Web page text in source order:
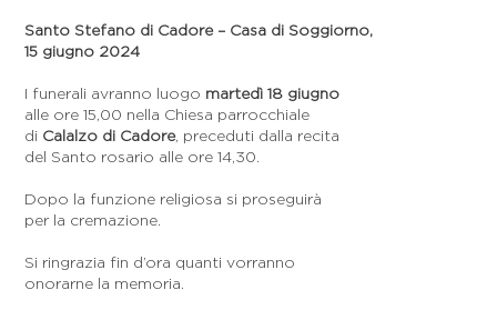
Santo Stefano di Cadore – Casa di Soggiorno,
15 giugno 2024
I funerali avranno luogo martedì 18 giugno
alle ore 15,00 nella Chiesa parrocchiale
di Calalzo di Cadore, preceduti dalla recita
del Santo rosario alle ore 14,30.
Dopo la funzione religiosa si proseguirà
per la cremazione.
Si ringrazia fin d’ora quanti vorranno
onorarne la memoria.